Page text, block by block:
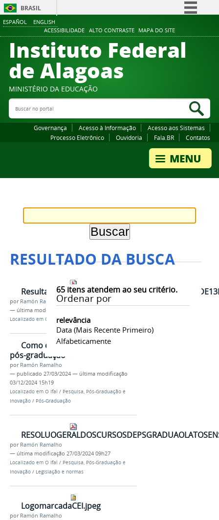
ESPAÑOL ENGLISH
ACESSIBILIDADE ALTO CONTRASTE MAPA DO SITE
BRASIL
Comunica BR
Participe
Canais
Instituto Federal
de Alagoas
MINISTÉRIO DA EDUCAÇÃO
Buscar no portal
Governança Acesso à Informação
Acesso aos Sistemas
Processo Eletrônico
Ouvidoria Fala.BR Contatos
RESULTADO DA BUSCA
65itens atendem ao seu critério.
Ordenar por
relevância
Data (mais Recente Primeiro)
Alfabeticamente
por Ramón Ramalho
— última modificação
Localizado em O Ifal /…/Arquivos
Como criar um novo curso de
pós-graduação
por Ramón Ramalho
— publicado 27/03/2024 — última modificação
03/12/2024 15h19
Localizado em O Ifal / Pesquisa, Pós-Graduação e
Inovação / Pós-Graduação
por Ramón Ramalho
— última modificação 27/03/2024 09h27
Localizado em O Ifal / Pesquisa, Pós-Graduação e
Inovação / Legislação e normas
LogomarcadaCEI.jpeg
por Ramón Ramalho